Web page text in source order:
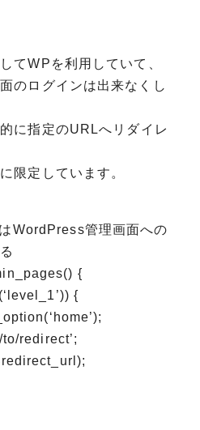
てWPを利用していて、
のログインは出来なくし
に指定のURLへリダイレ
限定しています。
WordPress管理画面への
{
{
redirect’;